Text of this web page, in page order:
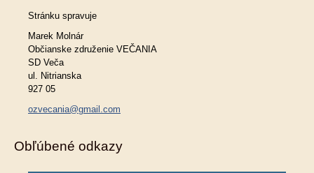
Stránku spravuje
Marek Molnár
Občianske združenie VEČANIA
SD Veča
ul. Nitrianska
927 05
ozvecania@gmail.com
Obľúbené odkazy